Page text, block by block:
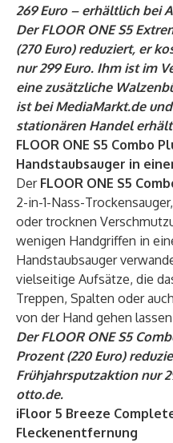
269 Euro – erhältlich bei
Der FLOOR ONE S5
(270 Euro) reduziert, er
nur 299 Euro. Ihm ist im
eine zusätzliche
ist beiMediaMarkt.deund
stationären Handel
FLOOR ONE S5 Combo
Handstaubsauger in
Der FLOOR ONE S5
2-in-1-Nass-
oder trocknen
wenigen Handgriffen in
Handstaubsauger
vielseitige Aufsätze, die
Treppen, Spalten oder
von der Hand gehen
Der FLOOR ONE S5
Prozent (220 Euro)
Frühjahrsputzaktion nur
otto.de.
iFloor 5 Breeze
Fleckenentfernung